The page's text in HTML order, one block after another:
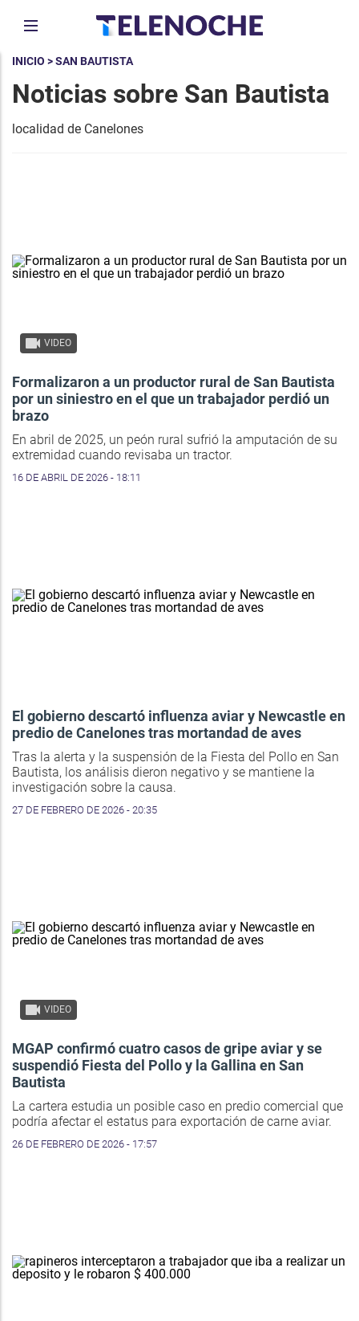
INICIO > SAN BAUTISTA
Noticias sobre San Bautista
localidad de Canelones
VIDEO
Formalizaron a un productor rural de San Bautista
por un siniestro en el que un trabajador perdió un
brazo
En abril de 2025, un peón rural sufrió la amputación de su
extremidad cuando revisaba un tractor.
16 DE ABRIL DE 2026 - 18:11
El gobierno descartó influenza aviar y Newcastle en
predio de Canelones tras mortandad de aves
Tras la alerta y la suspensión de la Fiesta del Pollo en San
Bautista, los análisis dieron negativo y se mantiene la
investigación sobre la causa.
27 DE FEBRERO DE 2026 - 20:35
VIDEO
MGAP confirmó cuatro casos de gripe aviar y se
suspendió Fiesta del Pollo y la Gallina en San
Bautista
La cartera estudia un posible caso en predio comercial que
podría afectar el estatus para exportación de carne aviar.
26 DE FEBRERO DE 2026 - 17:57